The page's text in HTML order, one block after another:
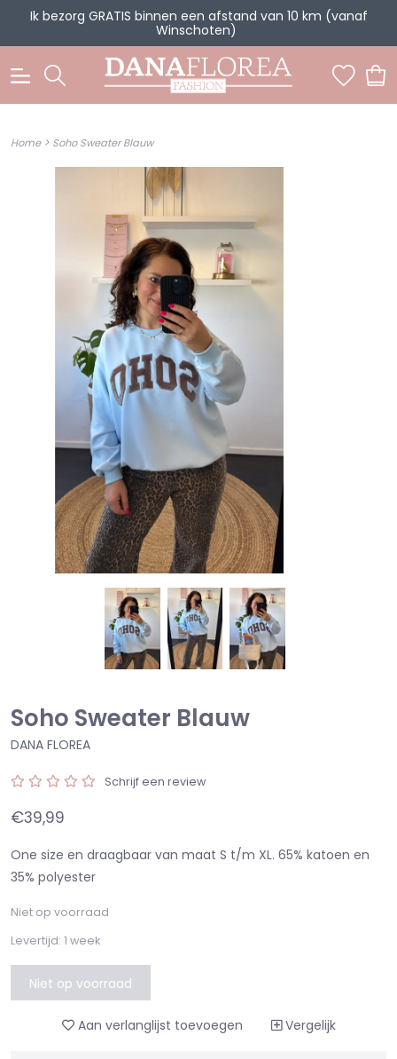
Ik bezorg GRATIS binnen een afstand van 10 km (vanaf
Winschoten)
Home> Soho Sweater Blauw
Soho Sweater Blauw
DANA FLOREA
Schrijf een review
€39,99
One size en draagbaar van maat S t/m XL. 65% katoen en
35% polyester
Niet op voorraad
Levertijd: 1 week
Niet op voorraad
Aan verlanglijst toevoegen Vergelijk